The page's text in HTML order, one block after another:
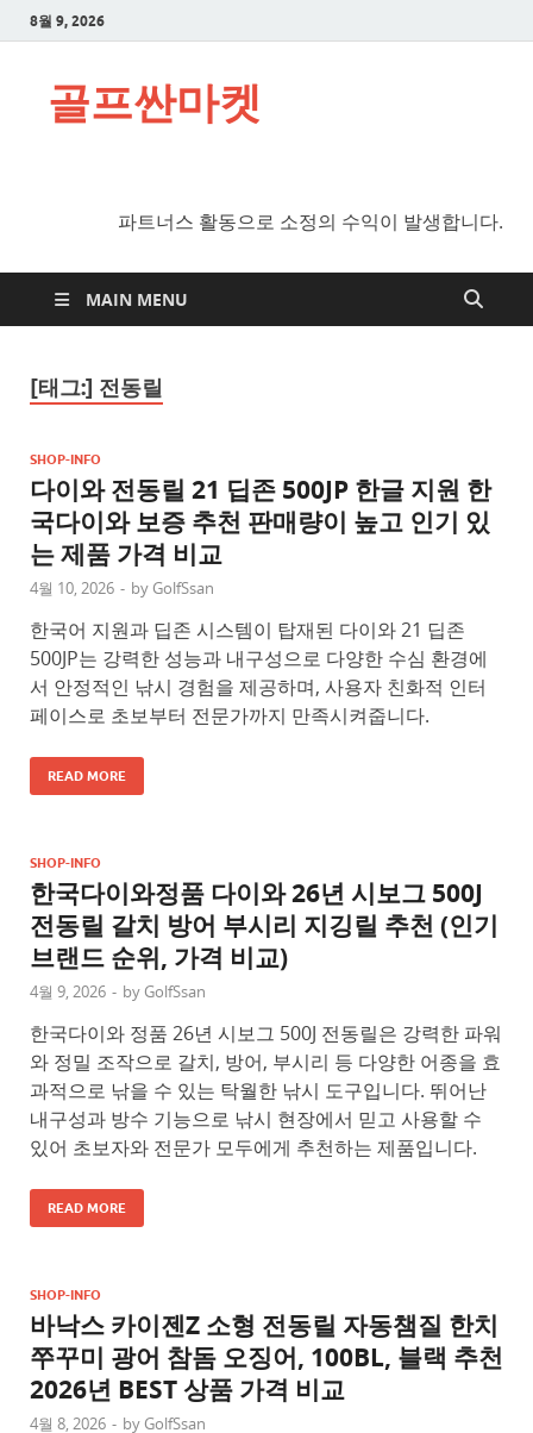
8월 9, 2026
골프싼마켓
파트너스 활동으로 소정의 수익이 발생합니다.
MAIN MENU
[태그:] 전동릴
SHOP-INFO
다이와 전동릴 21 딥존 500JP 한글 지원 한
국다이와 보증 추천 판매량이 높고 인기 있
는 제품 가격 비교
4월 10, 2026 - by GolfSsan
한국어 지원과 딥존 시스템이 탑재된 다이와 21 딥존
500JP는 강력한 성능과 내구성으로 다양한 수심 환경에
서 안정적인 낚시 경험을 제공하며, 사용자 친화적 인터
페이스로 초보부터 전문가까지 만족시켜줍니다.
READ MORE
SHOP-INFO
한국다이와정품 다이와 26년 시보그 500J
전동릴 갈치 방어 부시리 지깅릴 추천 (인기
브랜드 순위, 가격 비교)
4월 9, 2026 - by GolfSsan
한국다이와 정품 26년 시보그 500J 전동릴은 강력한 파워
와 정밀 조작으로 갈치, 방어, 부시리 등 다양한 어종을 효
과적으로 낚을 수 있는 탁월한 낚시 도구입니다. 뛰어난
내구성과 방수 기능으로 낚시 현장에서 믿고 사용할 수
있어 초보자와 전문가 모두에게 추천하는 제품입니다.
READ MORE
SHOP-INFO
바낙스 카이젠Z 소형 전동릴 자동챔질 한치
쭈꾸미 광어 참돔 오징어, 100BL, 블랙 추천
2026년 BEST 상품 가격 비교
4월 8, 2026 - by GolfSsan